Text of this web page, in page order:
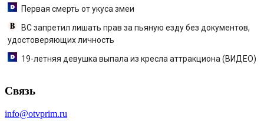
Первая смерть от укуса змеи
ВС запретил лишать прав за пьяную езду без документов,
удостоверяющих личность
19-летняя девушка выпала из кресла аттракциона (ВИДЕО)
Связь
info@otvprim.ru